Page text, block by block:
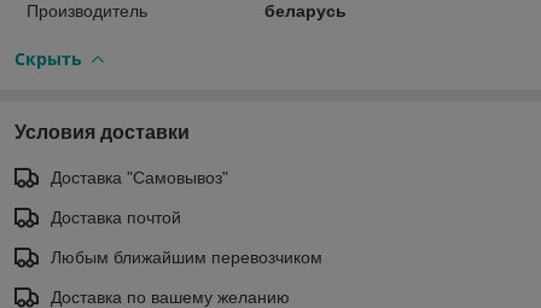
Производитель
беларусь
Скрыть
Условия доставки
Доставка "Самовывоз"
Доставка почтой
Любым ближайшим перевозчиком
Доставка по вашему желанию